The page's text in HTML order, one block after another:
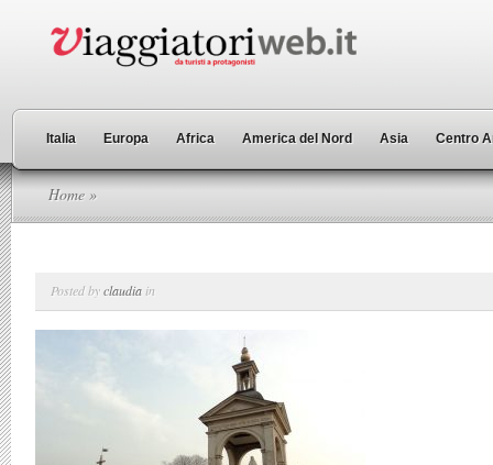
Italia Europa Africa America del Nord Asia Centro
Home »
Posted byclaudia in